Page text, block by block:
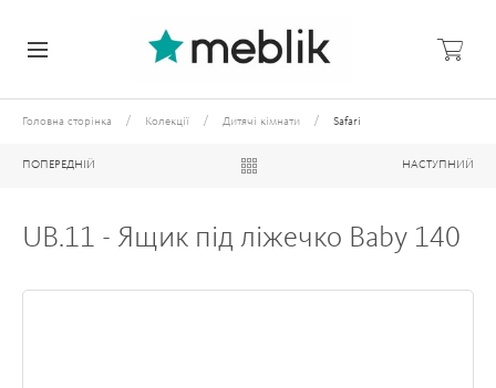
Головна сторінка / Колекції / Дитячі кімнати / Safari
ПОПЕРЕДНІЙ НАСТУПНИЙ
UB.11 - Ящик під ліжечко Baby 140